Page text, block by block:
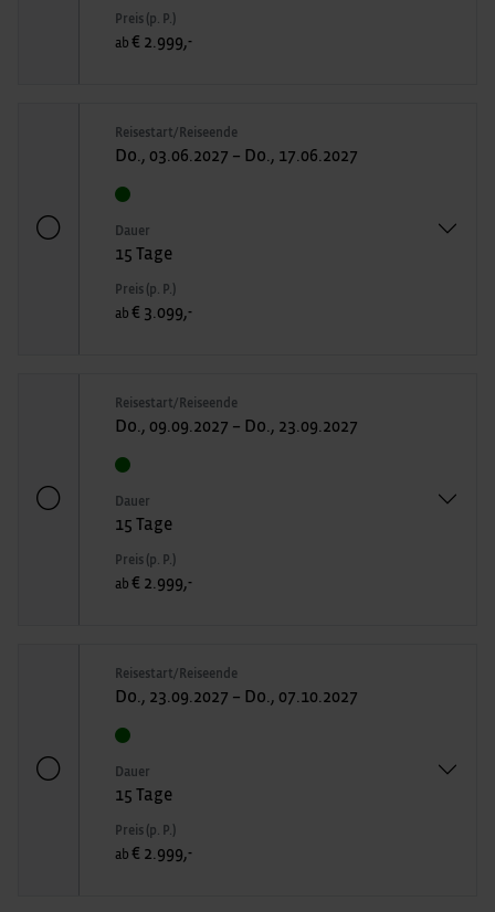
Preis (p. P.)
ab € 2.999,-
Reisestart/Reiseende
Do., 03.06.2027 – Do., 17.06.2027
Dauer
15 Tage
Preis (p. P.)
ab € 3.099,-
Reisestart/Reiseende
Do., 09.09.2027 – Do., 23.09.2027
Dauer
15 Tage
Preis (p. P.)
ab € 2.999,-
Reisestart/Reiseende
Do., 23.09.2027 – Do., 07.10.2027
Dauer
15 Tage
Preis (p. P.)
ab € 2.999,-